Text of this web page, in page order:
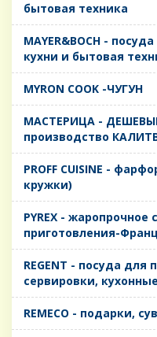
бытовая техника
MAYER&BOCH -
кухни и бытовая
MYRON COOK -ЧУГУН
MАСТЕРИЦА -
производство
PROFF CUISINE -
кружки)
PYREX -
приготовления-
REGENT - посуда для
сервировки,
REMECO - подарки,